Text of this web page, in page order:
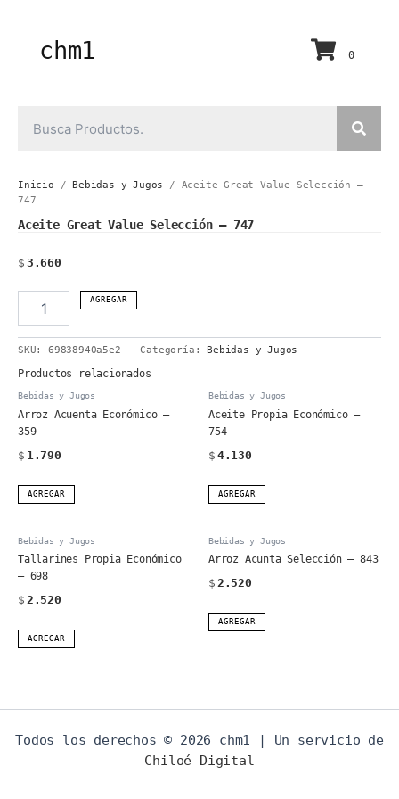
chm1 0
Inicio / Bebidas y Jugos / Aceite Great Value Selección –
747
Aceite Great Value Selección – 747
$ 3.660
Great
Value
Selección
-
AGREGAR
SKU: 69838940a5e2 Categoría: Bebidas y Jugos
Productos relacionados
Bebidas y Jugos
Arroz Acuenta Económico –
359
$ 1.790
AGREGAR
Bebidas y Jugos
Aceite Propia Económico –
754
$ 4.130
AGREGAR
Bebidas y Jugos
Tallarines Propia Económico
– 698
$ 2.520
AGREGAR
Bebidas y Jugos
Arroz Acunta Selección – 843
$ 2.520
AGREGAR
Todos los derechos © 2026 chm1 | Un servicio de
Chiloé Digital